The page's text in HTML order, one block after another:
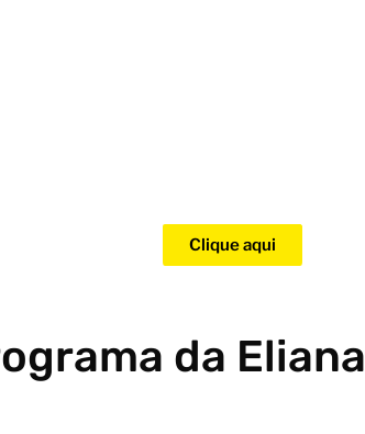
Clique aqui
da Eliana